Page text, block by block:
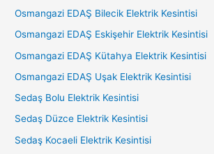
Osmangazi EDAŞ Bilecik Elektrik Kesintisi
Osmangazi EDAŞ Eskişehir Elektrik Kesintisi
Osmangazi EDAŞ Kütahya Elektrik Kesintisi
Osmangazi EDAŞ Uşak Elektrik Kesintisi
Sedaş Bolu Elektrik Kesintisi
Sedaş Düzce Elektrik Kesintisi
Sedaş Kocaeli Elektrik Kesintisi